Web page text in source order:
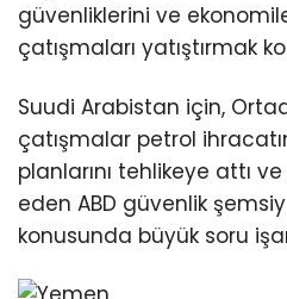
güvenliklerini ve
çatışmaları yatıştırmak
Suudi Arabistan için,
çatışmalar petrol
planlarını tehlikeye attı
eden ABD güvenlik
konusunda büyük soru